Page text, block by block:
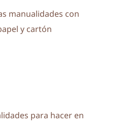
manualidades con
y cartón
para hacer en